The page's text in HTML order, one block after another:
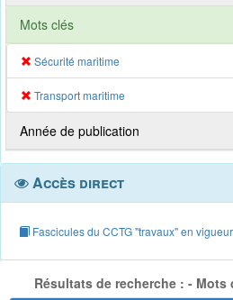
Mots clés
Sécurité maritime
Transport maritime
Année de publication
Accès direct
Fascicules du CCTG "travaux" en vigueur
Résultats de recherche : - Mots